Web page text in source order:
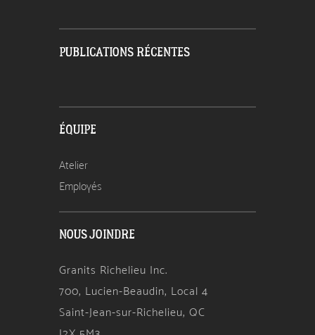
PUBLICATIONS RÉCENTES
ÉQUIPE
Atelier
Employés
NOUS JOINDRE
Granits Richelieu Inc.
700, Lucien-Beaudin, Local 4
Saint-Jean-sur-Richelieu, QC